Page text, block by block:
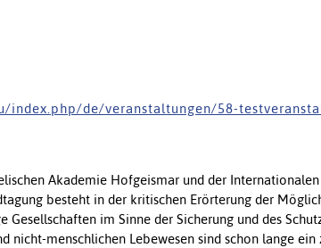
i n d e x . p h p / d e / v e r a n s t a l t u n g e n / 5 8 - t e s t v e r a n s t
Akademie Hofgeismar und der
besteht in der kritischen Erörterung der
Gesellschaften im Sinne der Sicherung und des
nicht-menschlichen Lebewesen sind schon lange